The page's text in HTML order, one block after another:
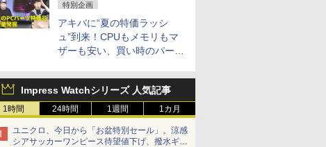
特別企画
アキバに“夏の特価ラッシ
ュ”到来！CPUもメモリもマ
ザーも安い、買い時のパーツ
Impress Watchシリーズ 人気記事
1時間 24時間 1週間 1カ月
ユニクロ、今日から「お盆特別セール」。涼感
シアサッカーワンピース待望値下げ、撥水ギア